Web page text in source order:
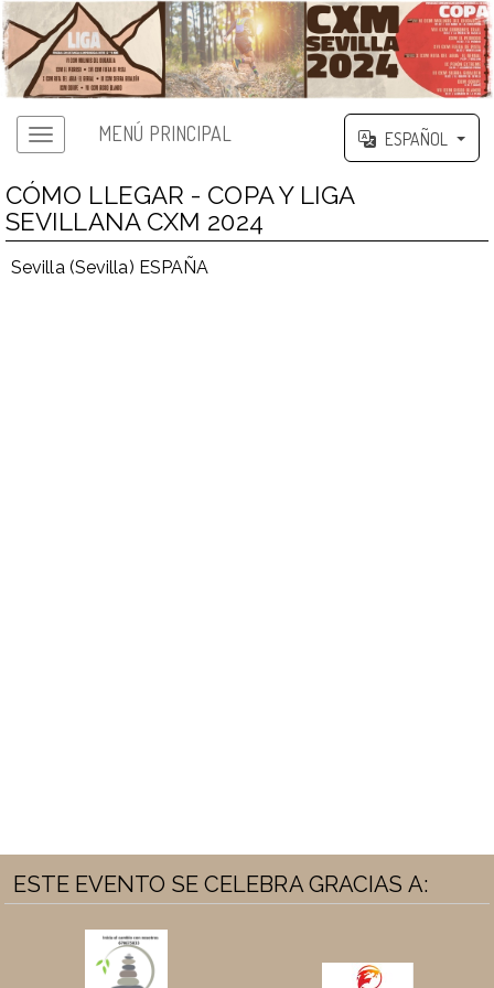
MENÚ PRINCIPAL ESPAÑOL
CÓMO LLEGAR - COPA Y LIGA
SEVILLANA CXM 2024
Sevilla (Sevilla) ESPAÑA
ESTE EVENTO SE CELEBRA GRACIAS A: